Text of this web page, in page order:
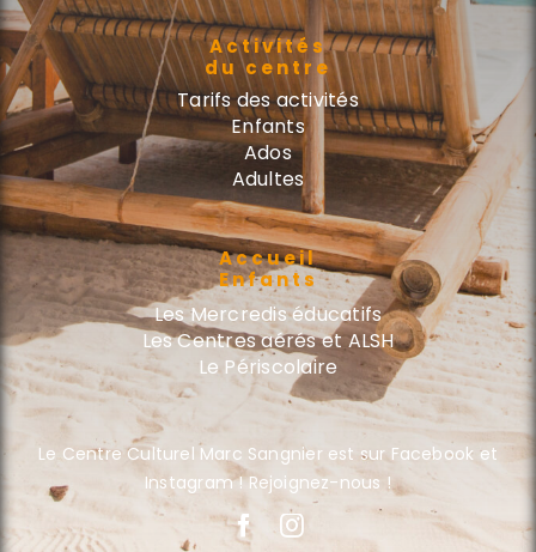
Activités
du centre
Tarifs des activités
Enfants
Ados
Adultes
Accueil
Enfants
Les Mercredis éducatifs
Les Centres aérés et ALSH
Le Périscolaire
Le Centre Culturel Marc Sangnier est sur Facebook et
Instagram ! Rejoignez-nous !